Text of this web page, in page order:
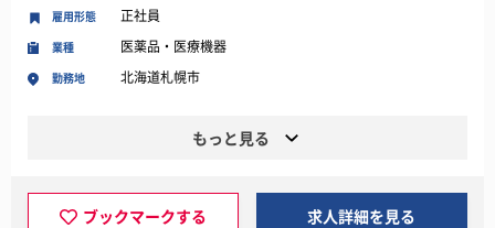
業種 医薬品・医療機器
勤務地 北海道札幌市
雇用形態 正社員
もっと見る
ブックマークする 求人詳細を見る